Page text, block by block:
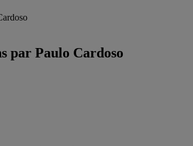
par Paulo Cardoso